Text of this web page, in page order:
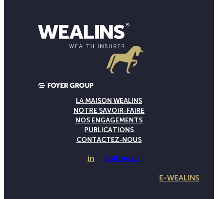
LA MAISON WEALINS
NOTRE SAVOIR-FAIRE
NOS ENGAGEMENTS
PUBLICATIONS
CONTACTEZ-NOUS
in Follow us
E-WEALINS